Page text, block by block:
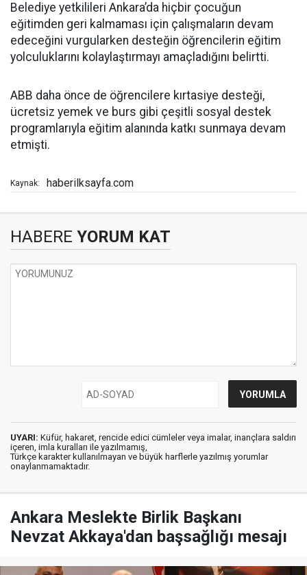
Belediye yetkilileri Ankara’da hiçbir çocuğun
eğitimden geri kalmaması için çalışmaların devam
edeceğini vurgularken desteğin öğrencilerin eğitim
yolculuklarını kolaylaştırmayı amaçladığını belirtti.
ABB daha önce de öğrencilere kırtasiye desteği,
ücretsiz yemek ve burs gibi çeşitli sosyal destek
programlarıyla eğitim alanında katkı sunmaya devam
etmişti.
Kaynak: haberilksayfa.com
HABERE YORUM KAT
UYARI: Küfür, hakaret, rencide edici cümleler veya imalar, inançlara saldırı
içeren, imla kuralları ile yazılmamış,
Türkçe karakter kullanılmayan ve büyük harflerle yazılmış yorumlar
onaylanmamaktadır.
Ankara Meslekte Birlik Başkanı
Nevzat Akkaya'dan başsağlığı mesajı